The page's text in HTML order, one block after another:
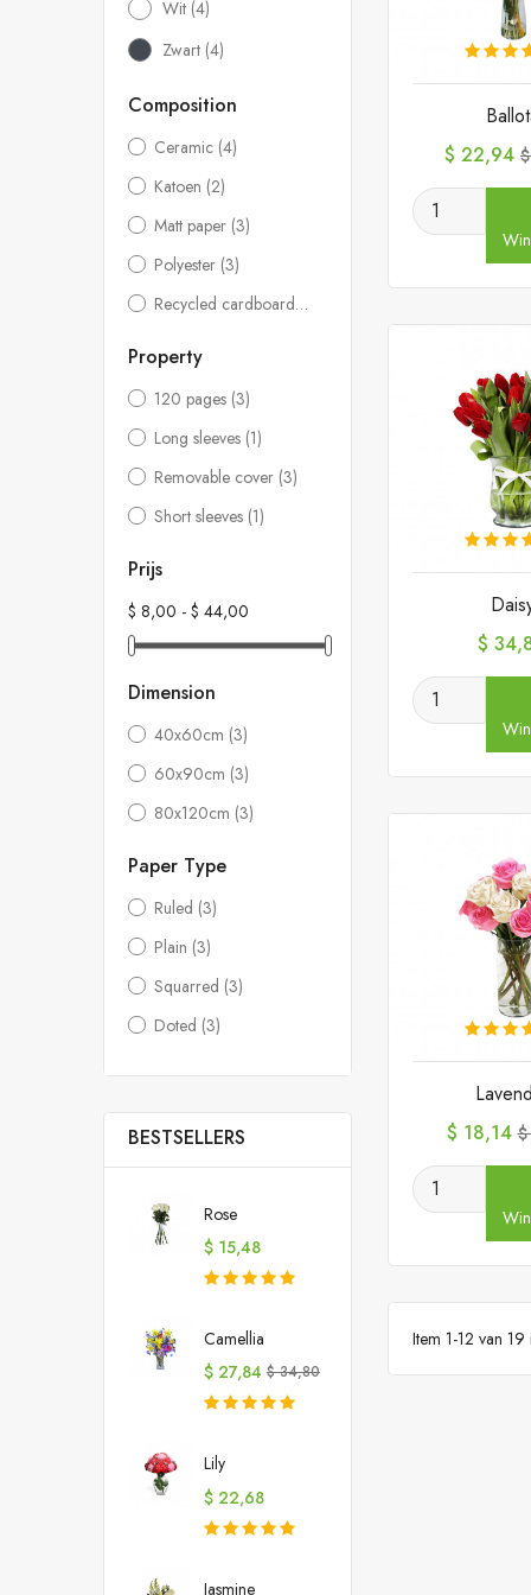
Wit (4)
Zwart (4)
Composition
Ceramic (4)
Katoen (2)
Matt paper (3)
Polyester (3)
Recycled cardboard
(3)
Property
120 pages (3)
Long sleeves (1)
Removable cover (3)
Short sleeves (1)
Prijs
$ 8,00 - $ 44,00
Dimension
40x60cm (3)
60x90cm (3)
80x120cm (3)
Paper Type
Ruled (3)
Plain (3)
Squarred (3)
Doted (3)
BESTSELLERS
Rose
Prijs
$ 15,48
Camellia
Prijs
$ 27,84 Normale
prijs
$ 34,80
Lily
Prijs
$ 22,68
Jasmine
Prijs
$ 22,94
Prijs
$
Prijs
$ 18,14
Item 1-12 van 19